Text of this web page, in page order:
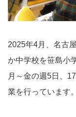
2025年4月、名古
か中学校を笹島小
月～金の週5日、
業を行っています